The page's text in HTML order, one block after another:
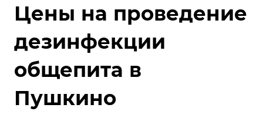
Цены на проведение
дезинфекции
общепита в
Пушкино